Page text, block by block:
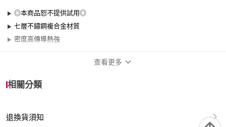
◎本商品恕不提供試用◎
七層不鏽鋼複合金材質
密度高傳導熱強
尺寸
查看更多
相關分類
退換貨須知